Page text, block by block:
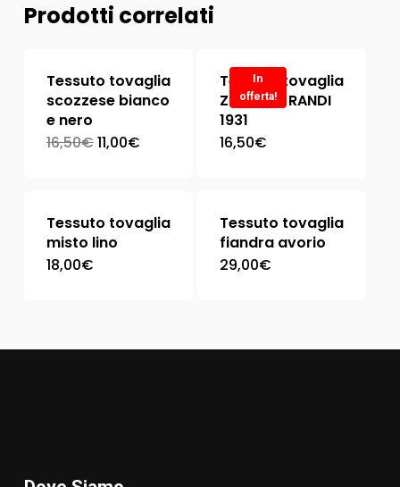
Prodotti correlati
In
offerta!
Tessuto tovaglia
scozzese bianco
e nero
16,50€11,00€
Tessuto tovaglia
ZERMATT RANDI
1931
16,50€
Tessuto tovaglia
misto lino
18,00€
Tessuto tovaglia
fiandra avorio
29,00€